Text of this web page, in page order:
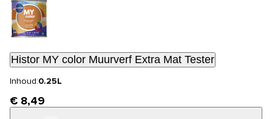
Histor MY color Muurverf Extra Mat Tester
Inhoud:0.25L
€ 8,49